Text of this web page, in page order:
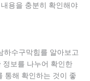
용을 충분히 확인해야
수구막힘를 알아보고
정보를 나누어 확인한
통해 확인하는 것이 좋